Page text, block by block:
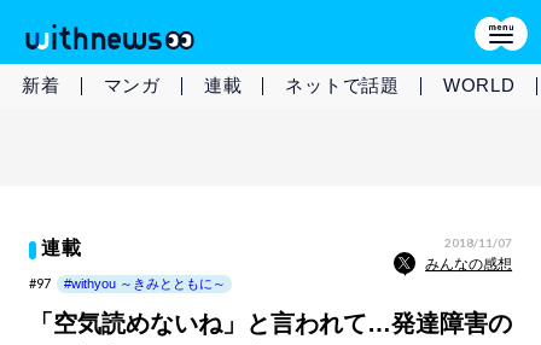
新着 マンガ 連載 ネットで話題 WORLD
連載 2018/11/07
みんなの感想
#97 #withyou ～きみとともに～
「空気読めないね」と言われて…発達障害の